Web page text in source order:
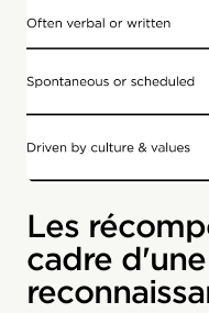
Les
cadre